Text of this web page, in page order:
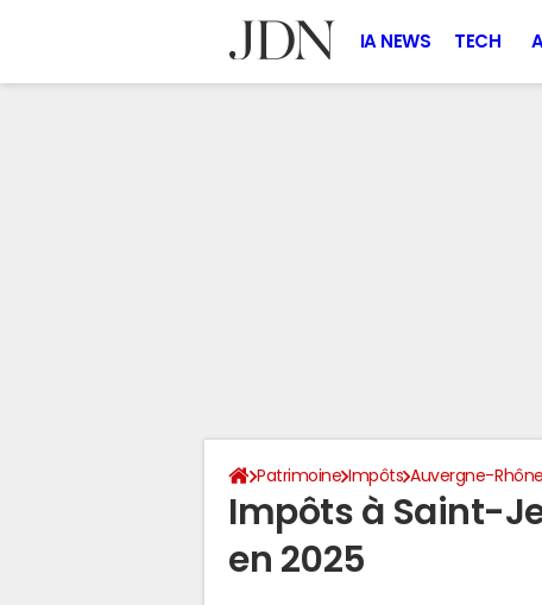
IA NEWS TECH
Patrimoine Impôts Auvergne-
Impôts à Saint-
en 2025